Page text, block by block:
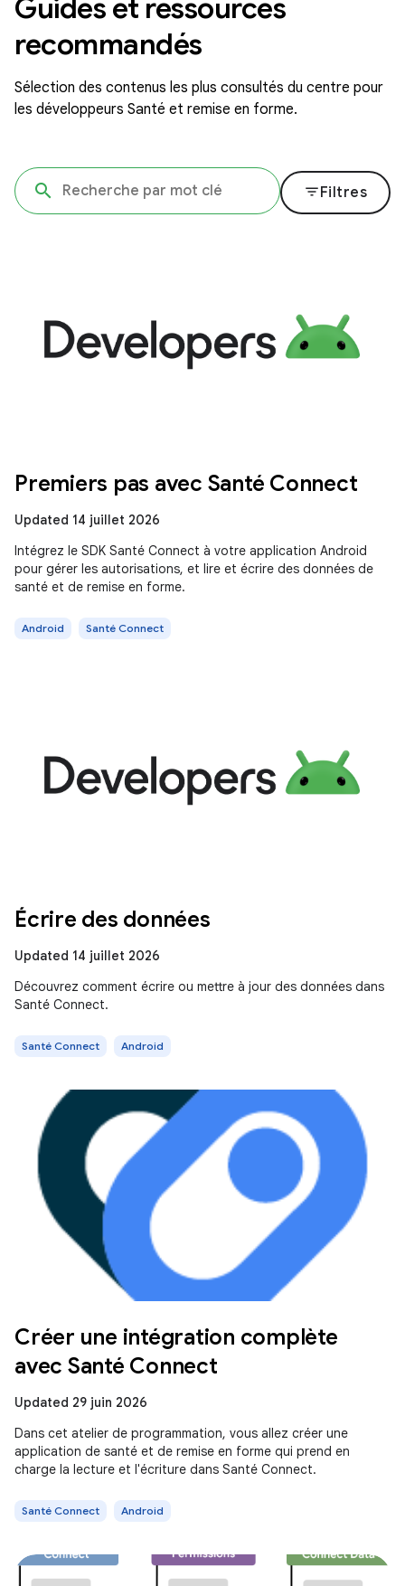
Guides et ressources
recommandés
Sélection des contenus les plus consultés du centre pour
les développeurs Santé et remise en forme.
filter_listFiltres
Premiers pas avec Santé Connect
Updated 14 juillet 2026
Intégrez le SDK Santé Connect à votre application Android
pour gérer les autorisations, et lire et écrire des données de
santé et de remise en forme.
Android Santé Connect
Écrire des données
Updated 14 juillet 2026
Découvrez comment écrire ou mettre à jour des données dans
Santé Connect.
Santé Connect Android
Créer une intégration complète
avec Santé Connect
Updated 29 juin 2026
Dans cet atelier de programmation, vous allez créer une
application de santé et de remise en forme qui prend en
charge la lecture et l'écriture dans Santé Connect.
Santé Connect Android